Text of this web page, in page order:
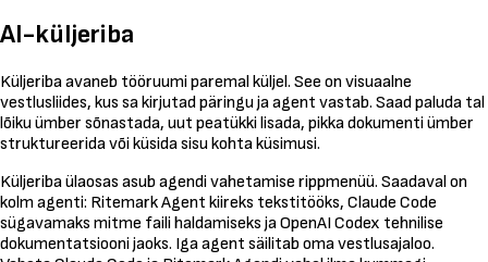
AI-küljeriba
Küljeriba avaneb tööruumi paremal küljel. See on visuaalne
vestlusliides, kus sa kirjutad päringu ja agent vastab. Saad paluda tal
lõiku ümber sõnastada, uut peatükki lisada, pikka dokumenti ümber
struktureerida või küsida sisu kohta küsimusi.
Küljeriba ülaosas asub agendi vahetamise rippmenüü. Saadaval on
kolm agenti: Ritemark Agent kiireks tekstitööks, Claude Code
sügavamaks mitme faili haldamiseks ja OpenAI Codex tehnilise
dokumentatsiooni jaoks. Iga agent säilitab oma vestlusajaloo.